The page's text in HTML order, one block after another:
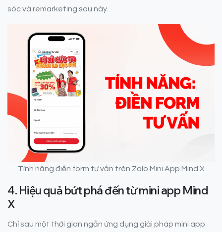
sóc và remarketing sau này.
Tính năng điền form tư vấn trên Zalo Mini App Mind X
4. Hiệu quả bứt phá đến từ mini app Mind
X
Chỉ sau một thời gian ngắn ứng dụng giải pháp mini app